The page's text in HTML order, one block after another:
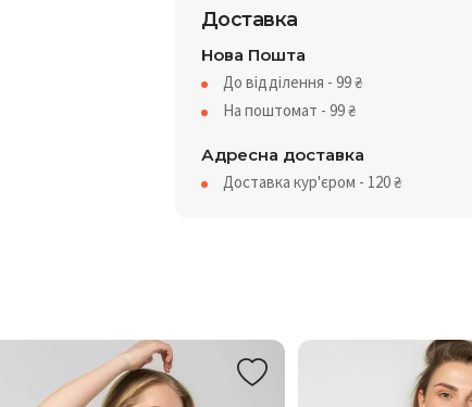
Доставка
Нова Пошта
До відділення - 99₴
На поштомат - 99₴
Адресна доставка
Доставка кур'єром - 120₴